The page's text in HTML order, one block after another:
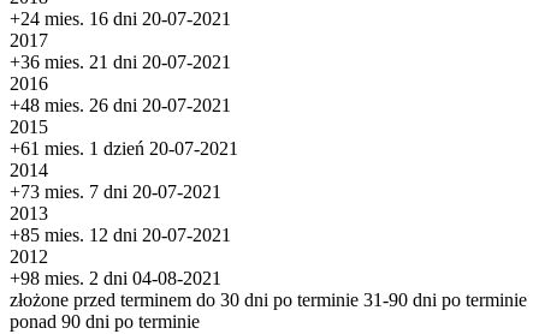
+24 mies. 16 dni 20-07-2021
2017
+36 mies. 21 dni 20-07-2021
2016
+48 mies. 26 dni 20-07-2021
2015
+61 mies. 1 dzień 20-07-2021
2014
+73 mies. 7 dni 20-07-2021
2013
+85 mies. 12 dni 20-07-2021
2012
+98 mies. 2 dni 04-08-2021
złożone przed terminem do 30 dni po terminie 31-90 dni po terminie
ponad 90 dni po terminie